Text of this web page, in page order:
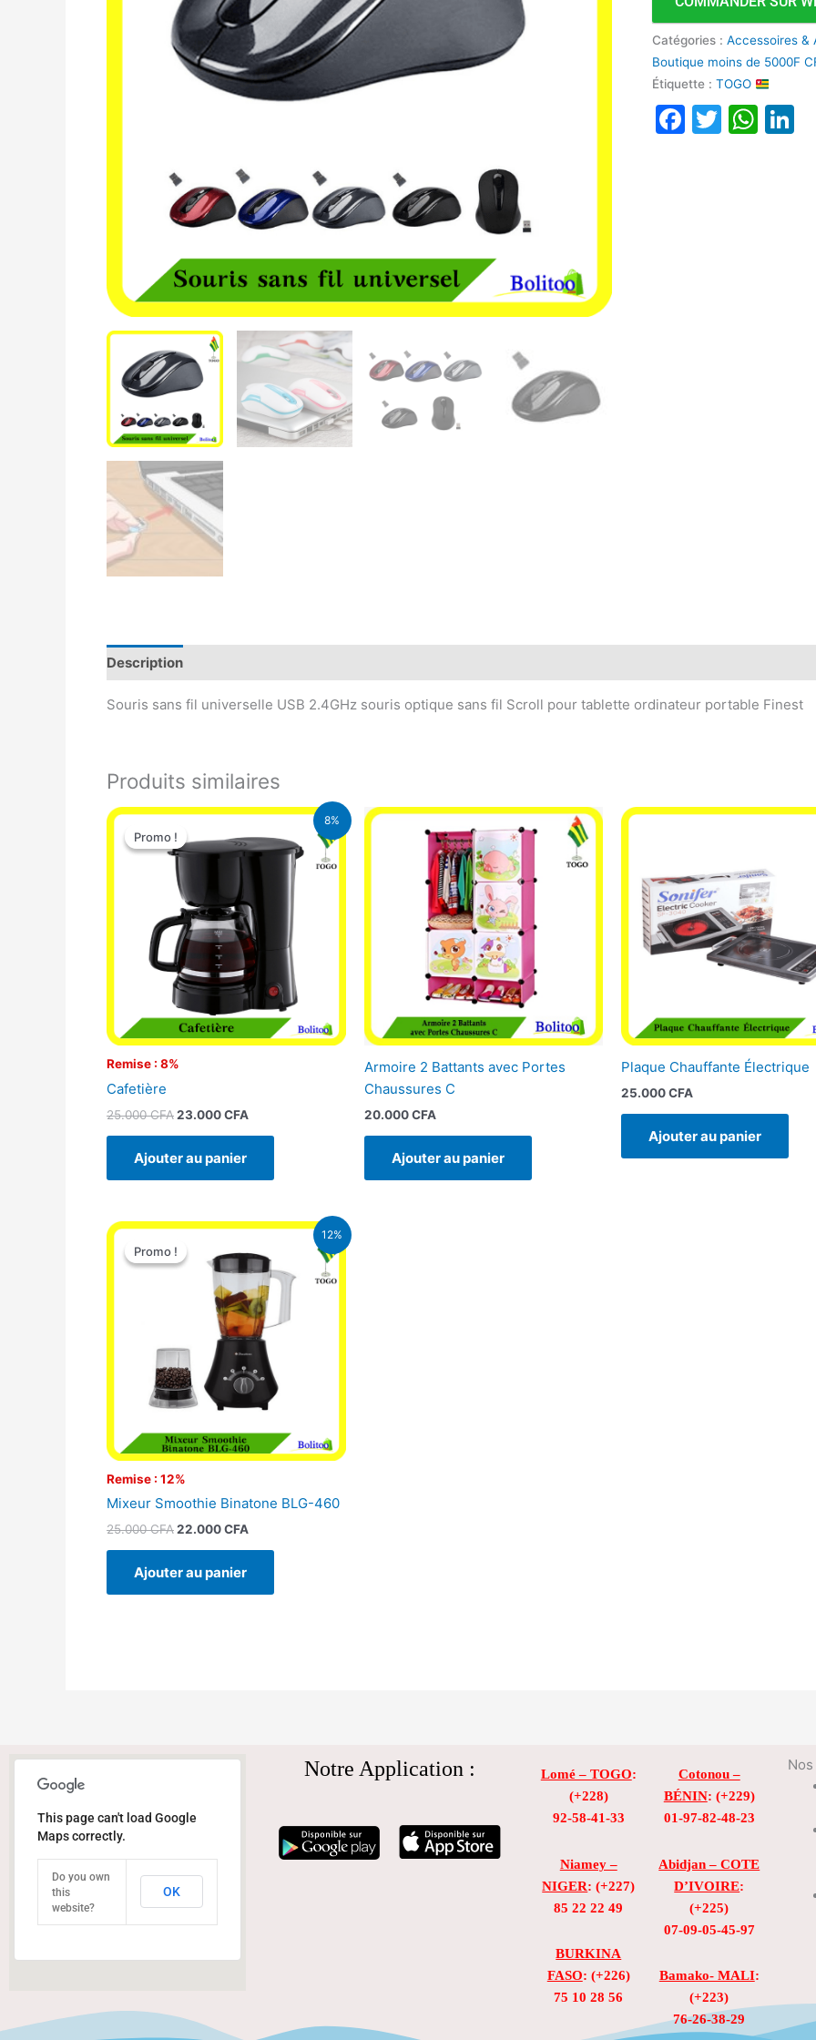
Catégories :Accessoires &
Boutique moins de 5000F
Étiquette :TOGO
Facebook
Twitter
Description
Souris sans fil universelle USB 2.4GHz souris optique sans fil Scroll pour tablette ordinateur portable Finest
Produits similaires
8%
Promo !
Remise : 8%
Promo !
Cafetière
25.000CFA
Le
initial
était :
25.000 CFA.
23.000CFA
Le
actuel
est :
23.000 CFA.
Ajouter au panier
Armoire 2 Battants avec Portes
Chaussures C
20.000CFA
Ajouter au panier
Plaque Chauffante Électrique
25.000CFA
Ajouter au panier
12%
Promo !
Remise : 12%
Promo !
Mixeur Smoothie Binatone BLG-460
25.000CFA
Le
initial
25.000 CFA.
22.000CFA
Le
actuel
est :
22.000 CFA.
Ajouter au panier
This page can't load Google
Maps correctly.
Do you own
this
website?
OK
Notre Application : Lomé – TOGO:
(+228)
92-58-41-33
Niamey –
NIGER: (+227)
85 22 22 49
BURKINA
FASO: (+226)
75 10 28 56
Cotonou –
BÉNIN: (+229)
01-97-82-48-23
Abidjan – COTE
D’IVOIRE:
(+225)
07-09-05-45-97
Bamako- MALI:
(+223)
76-26-38-29